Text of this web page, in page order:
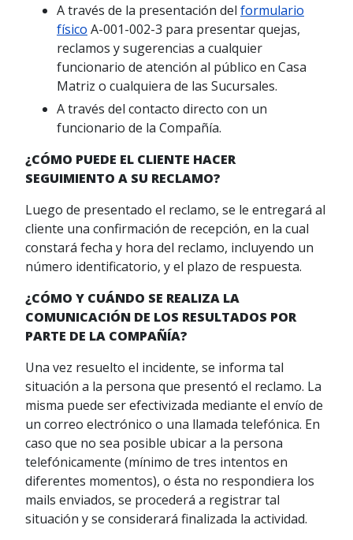
A través de la presentación del formulario
físico A-001-002-3 para presentar quejas,
reclamos y sugerencias a cualquier
funcionario de atención al público en Casa
Matriz o cualquiera de las Sucursales.
A través del contacto directo con un
funcionario de la Compañía.
¿CÓMO PUEDE EL CLIENTE HACER
SEGUIMIENTO A SU RECLAMO?
Luego de presentado el reclamo, se le entregará al
cliente una confirmación de recepción, en la cual
constará fecha y hora del reclamo, incluyendo un
número identificatorio, y el plazo de respuesta.
¿CÓMO Y CUÁNDO SE REALIZA LA
COMUNICACIÓN DE LOS RESULTADOS POR
PARTE DE LA COMPAÑÍA?
Una vez resuelto el incidente, se informa tal
situación a la persona que presentó el reclamo. La
misma puede ser efectivizada mediante el envío de
un correo electrónico o una llamada telefónica. En
caso que no sea posible ubicar a la persona
telefónicamente (mínimo de tres intentos en
diferentes momentos), o ésta no respondiera los
mails enviados, se procederá a registrar tal
situación y se considerará finalizada la actividad.